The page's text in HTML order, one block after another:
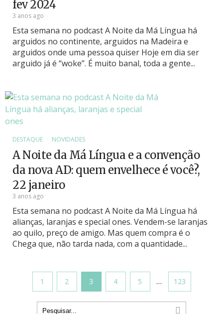
fev 2024
3 anos ago
Esta semana no podcast A Noite da Má Língua há
arguidos no continente, arguidos na Madeira e
arguidos onde uma pessoa quiser Hoje em dia ser
arguido já é “woke”. É muito banal, toda a gente...
DESTAQUE NOVIDADES
A Noite da Má Língua e a convenção
da nova AD: quem envelhece é você?,
22 janeiro
3 anos ago
Esta semana no podcast A Noite da Má Língua há
alianças, laranjas e special ones. Vendem-se laranjas
ao quilo, preço de amigo. Mas quem compra é o
Chega que, não tarda nada, com a quantidade...
1 2 3 4 5 … 123